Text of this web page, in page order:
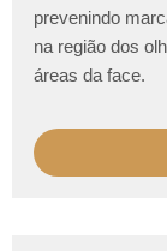
prevenindo
na região dos
áreas da face.